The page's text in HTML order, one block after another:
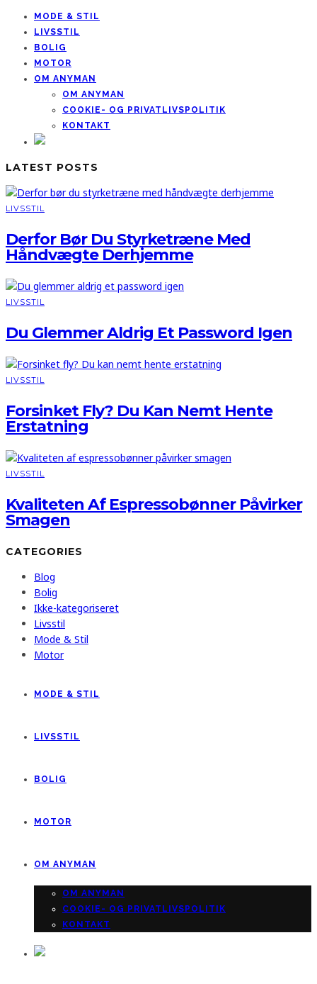
MODE & STIL
LIVSSTIL
BOLIG
MOTOR
OM ANYMAN
OM ANYMAN
COOKIE- OG PRIVATLIVSPOLITIK
KONTAKT
LATEST POSTS
LIVSSTIL
Derfor Bør Du Styrketræne Med
Håndvægte Derhjemme
LIVSSTIL
Du Glemmer Aldrig Et Password Igen
LIVSSTIL
Forsinket Fly? Du Kan Nemt Hente
Erstatning
LIVSSTIL
Kvaliteten Af Espressobønner Påvirker
Smagen
CATEGORIES
Blog
Bolig
Ikke-kategoriseret
Livsstil
Mode & Stil
Motor
MODE & STIL
LIVSSTIL
BOLIG
MOTOR
OM ANYMAN
OM ANYMAN
COOKIE- OG PRIVATLIVSPOLITIK
KONTAKT